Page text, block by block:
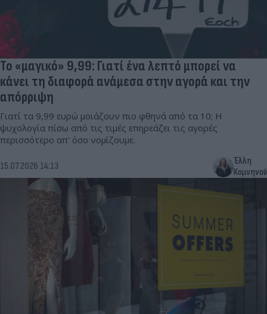
Το «μαγικό» 9,99: Γιατί ένα λεπτό μπορεί να
κάνει τη διαφορά ανάμεσα στην αγορά και την
απόρριψη
Γιατί τα 9,99 ευρώ μοιάζουν πιο φθηνά από τα 10; Η
ψυχολογία πίσω από τις τιμές επηρεάζει τις αγορές
περισσότερο απ' όσο νομίζουμε.
15.07.2026 14:13
Έλλη
Κομνηνού